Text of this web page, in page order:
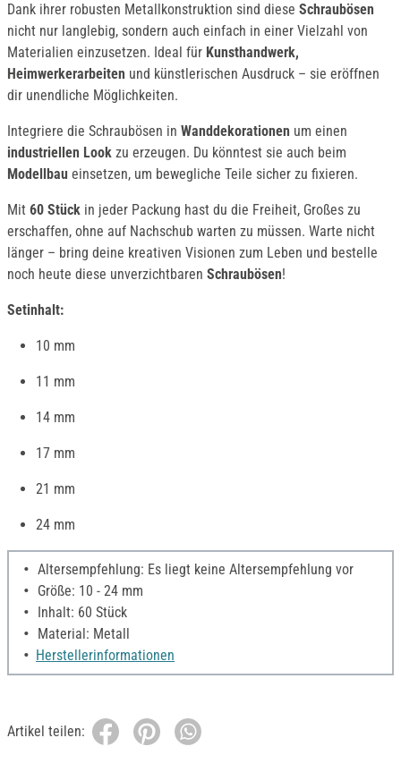
Dank ihrer robusten Metallkonstruktion sind diese Schraubösen
nicht nur langlebig, sondern auch einfach in einer Vielzahl von
Materialien einzusetzen. Ideal für Kunsthandwerk,
Heimwerkerarbeiten und künstlerischen Ausdruck – sie eröffnen
dir unendliche Möglichkeiten.
Integriere die Schraubösen in Wanddekorationen um einen
industriellen Look zu erzeugen. Du könntest sie auch beim
Modellbau einsetzen, um bewegliche Teile sicher zu fixieren.
Mit 60 Stück in jeder Packung hast du die Freiheit, Großes zu
erschaffen, ohne auf Nachschub warten zu müssen. Warte nicht
länger – bring deine kreativen Visionen zum Leben und bestelle
noch heute diese unverzichtbaren Schraubösen!
Setinhalt:
10 mm
11 mm
14 mm
17 mm
21 mm
24 mm
Altersempfehlung: Es liegt keine Altersempfehlung vor
Größe: 10 - 24 mm
Inhalt: 60 Stück
Material: Metall
Herstellerinformationen
Artikel teilen: